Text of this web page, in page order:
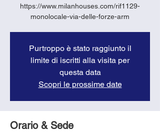
https://www.milanhouses.com/rif1129-
monolocale-via-delle-forze-arm
Purtroppo è stato raggiunto il
limite di iscritti alla visita per
questa data
Scopri le prossime date
Orario & Sede